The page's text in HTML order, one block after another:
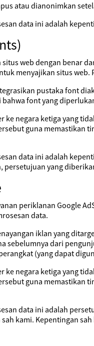
atau dianonimkan
data ini adalah
web dengan benar
menyajikan situs
pustaka font
font yang
ke negara ketiga yang
guna memastikan
data ini adalah
yang
periklanan Google
data.
iklan yang
sebelumnya dari
(yang dapat
ke negara ketiga yang
guna memastikan
data ini adalah
kami. Kepentingan